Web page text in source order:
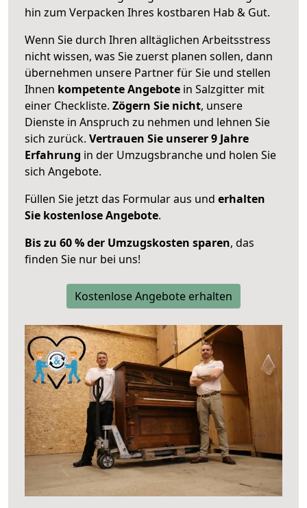
hin zum Verpacken Ihres kostbaren Hab & Gut.
Wenn Sie durch Ihren alltäglichen Arbeitsstress
nicht wissen, was Sie zuerst planen sollen, dann
übernehmen unsere Partner für Sie und stellen
Ihnen kompetente Angebote in Salzgitter mit
einer Checkliste. Zögern Sie nicht, unsere
Dienste in Anspruch zu nehmen und lehnen Sie
sich zurück. Vertrauen Sie unserer 9 Jahre
Erfahrung in der Umzugsbranche und holen Sie
sich Angebote.
Füllen Sie jetzt das Formular aus und erhalten
Sie kostenlose Angebote.
Bis zu 60 % der Umzugskosten sparen, das
finden Sie nur bei uns!
Kostenlose Angebote erhalten